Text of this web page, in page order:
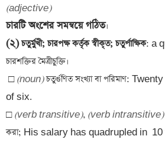
(adjective)
চারটি অংশের সমন্বয়ে গঠিত
(২) চতুর্মুখী; চারপক্ষ কর্তৃক স্বীকৃত; চতুর্পাক্ষিক: a
□ (noun) চতুর্গুণিত সংখ্যা বা পরিমাণ:
of six.
□ (verb transitive), (verb intransitive)
করা; His salary has quadrupled in